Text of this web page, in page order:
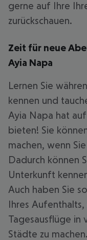
gerne auf Ihre
zurückschauen.
Zeit für neue
Ayia Napa
Lernen Sie
kennen und
Ayia Napa hat
bieten! Sie
machen, wenn
Dadurch können
Unterkunft
Auch haben Sie
Ihres
Tagesausflüge
Städte zu